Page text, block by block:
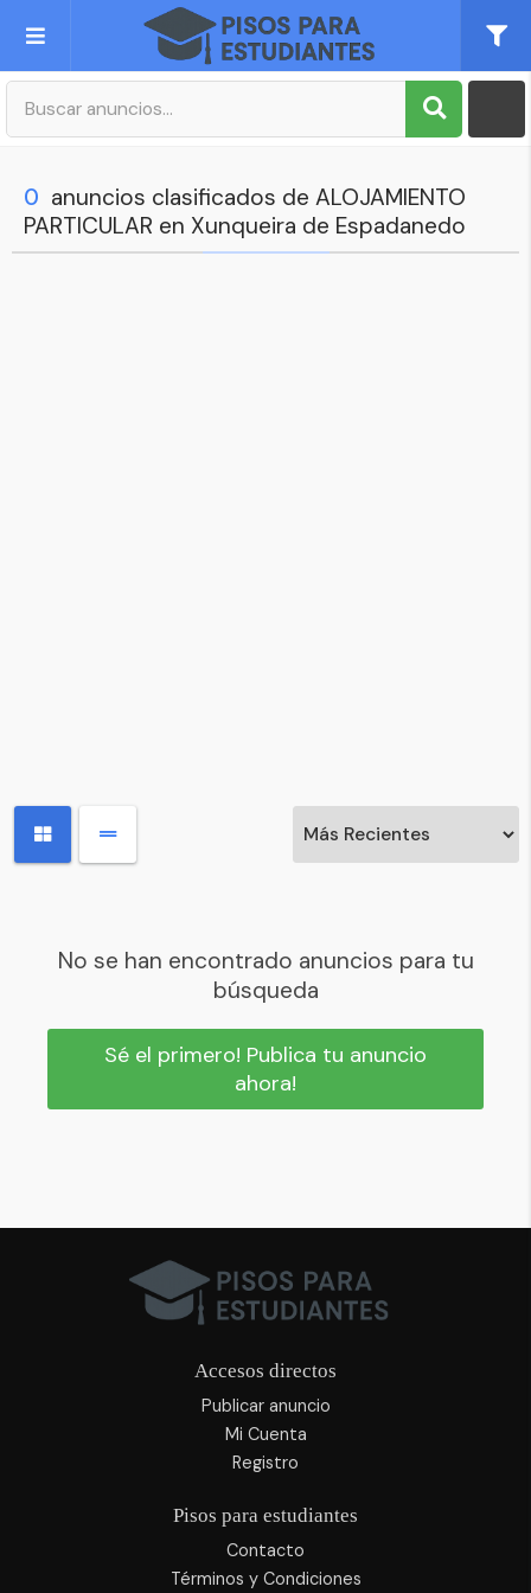
Publica tu Anuncio
Mi cuenta
0 anuncios clasificados de ALOJAMIENTO
PARTICULAR en Xunqueira de Espadanedo
No se han encontrado anuncios para tu
búsqueda
Sé el primero! Publica tu anuncio
ahora!
Accesos directos
Publicar anuncio
Mi Cuenta
Registro
Pisos para estudiantes
Contacto
Términos y Condiciones